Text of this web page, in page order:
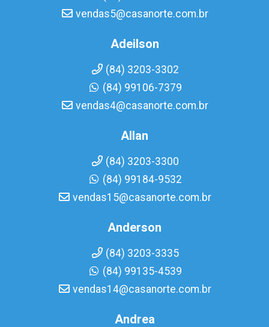
vendas5@casanorte.com.br
Adeilson
(84) 3203-3302
(84) 99106-7379
vendas4@casanorte.com.br
Allan
(84) 3203-3300
(84) 99184-9532
vendas15@casanorte.com.br
Anderson
(84) 3203-3335
(84) 99135-4539
vendas14@casanorte.com.br
Andrea